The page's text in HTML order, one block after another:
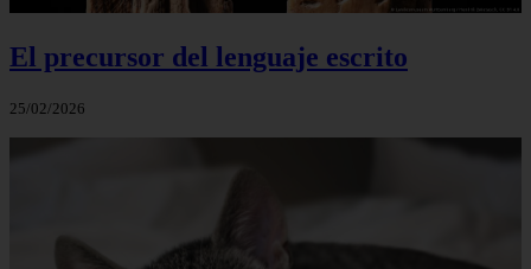
El precursor del lenguaje escrito
25/02/2026